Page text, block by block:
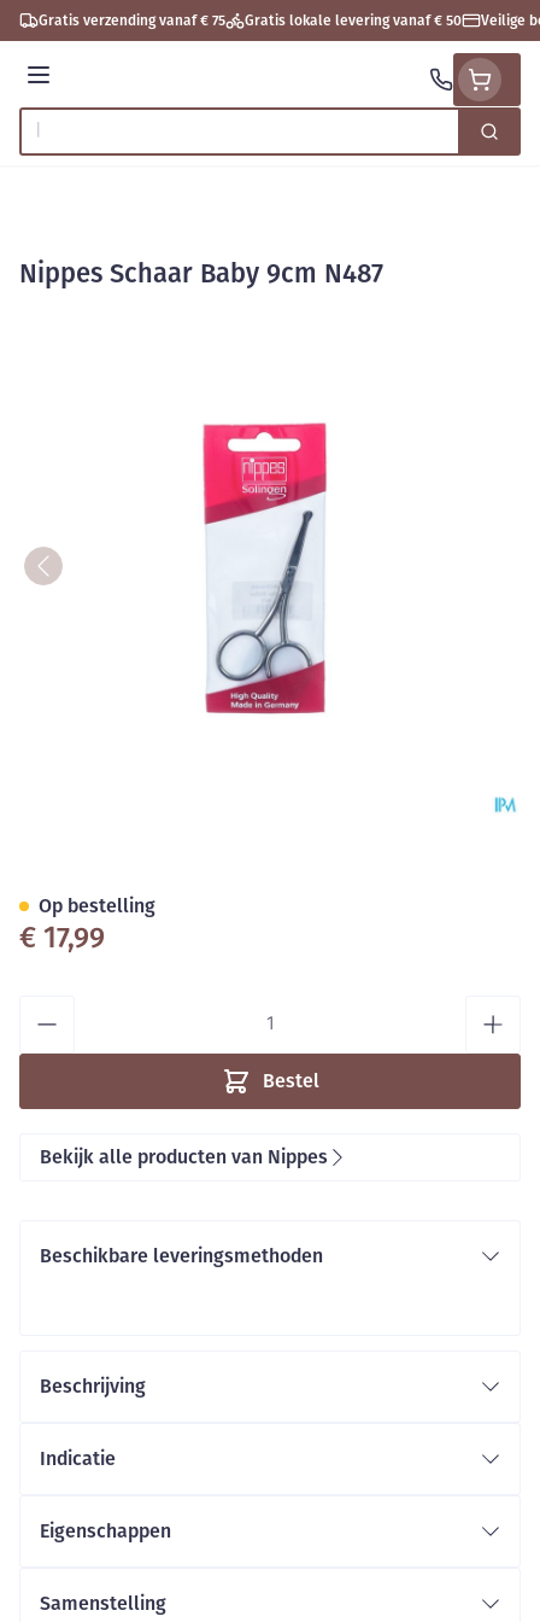
Ga naar de inhoud
Gratis verzending vanaf € 75 Gratis lokale levering vanaf € 50 Veilige
Menu
Product, merk, categorie... Zoek
Nippes Schaar Baby 9cm N487
€ 17,99
Bestel
Op bestelling
Bekijk alle producten van Nippes
Beschikbare leveringsmethoden
Beschrijving
Indicatie
Eigenschappen
Samenstelling